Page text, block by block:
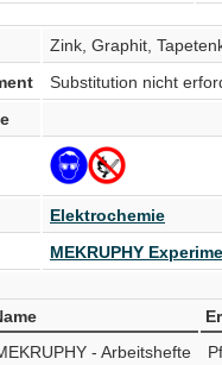
Zink, Graphit,
Substitution nicht
Elektrochemie
MEKRUPHY
- Arbeitshefte